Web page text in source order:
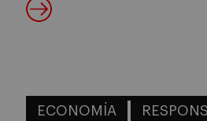
ECONOMÍA